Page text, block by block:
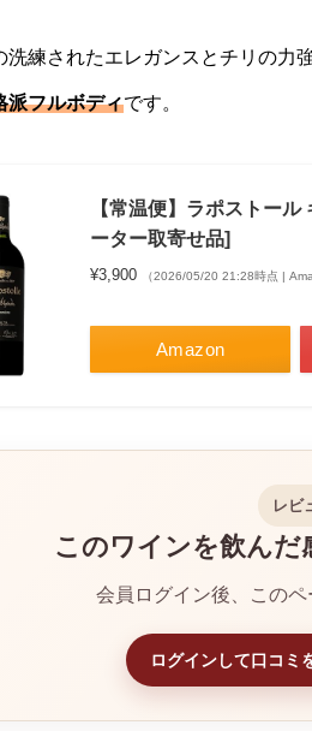
洗練されたエレガンスとチリの力
派フルボディです。
【常温便】ラポストー
ーター取寄せ品]
¥3,900 （2026/05/20 21:28時点 |
Amazon
レビ
このワインを飲んだ
会員ログイン後、このペ
ログインして口コミ